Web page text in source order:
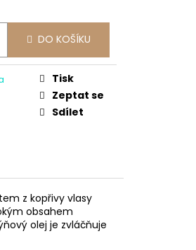
DO KOŠÍKU
Tisk
Zeptat se
Sdílet
z kopřivy vlasy
obsahem
olej je zvláčňuje